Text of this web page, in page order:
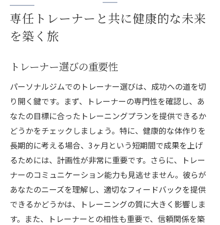
専任トレーナーと共に健康的な未来
を築く旅
トレーナー選びの重要性
パーソナルジムでのトレーナー選びは、成功への道を切
り開く鍵です。まず、トレーナーの専門性を確認し、あ
なたの目標に合ったトレーニングプランを提供できるか
どうかをチェックしましょう。特に、健康的な体作りを
長期的に考える場合、3ヶ月という短期間で成果を上げ
るためには、計画性が非常に重要です。さらに、トレー
ナーのコミュニケーション能力も見逃せません。彼らが
あなたのニーズを理解し、適切なフィードバックを提供
できるかどうかは、トレーニングの質に大きく影響しま
す。また、トレーナーとの相性も重要で、信頼関係を築